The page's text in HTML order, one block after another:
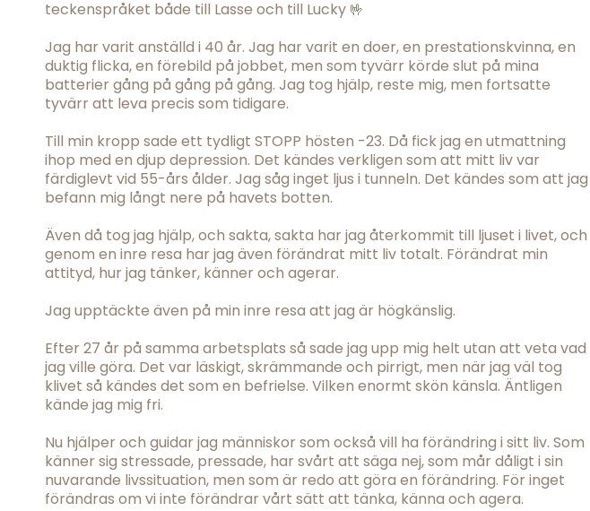
teckenspråket både till Lasse och till Lucky 🤟
Jag har varit anställd i 40 år. Jag har varit en doer, en prestationskvinna, en
duktig flicka, en förebild på jobbet, men som tyvärr körde slut på mina
batterier gång på gång på gång. Jag tog hjälp, reste mig, men fortsatte
tyvärr att leva precis som tidigare.
Till min kropp sade ett tydligt STOPP hösten -23. Då fick jag en utmattning
ihop med en djup depression. Det kändes verkligen som att mitt liv var
färdiglevt vid 55-års ålder. Jag såg inget ljus i tunneln. Det kändes som att jag
befann mig långt nere på havets botten.
Även då tog jag hjälp, och sakta, sakta har jag återkommit till ljuset i livet, och
genom en inre resa har jag även förändrat mitt liv totalt. Förändrat min
attityd, hur jag tänker, känner och agerar.
Jag upptäckte även på min inre resa att jag är högkänslig.
Efter 27 år på samma arbetsplats så sade jag upp mig helt utan att veta vad
jag ville göra. Det var läskigt, skrämmande och pirrigt, men när jag väl tog
klivet så kändes det som en befrielse. Vilken enormt skön känsla. Äntligen
kände jag mig fri.
Nu hjälper och guidar jag människor som också vill ha förändring i sitt liv. Som
känner sig stressade, pressade, har svårt att säga nej, som mår dåligt i sin
nuvarande livssituation, men som är redo att göra en förändring. För inget
förändras om vi inte förändrar vårt sätt att tänka, känna och agera.